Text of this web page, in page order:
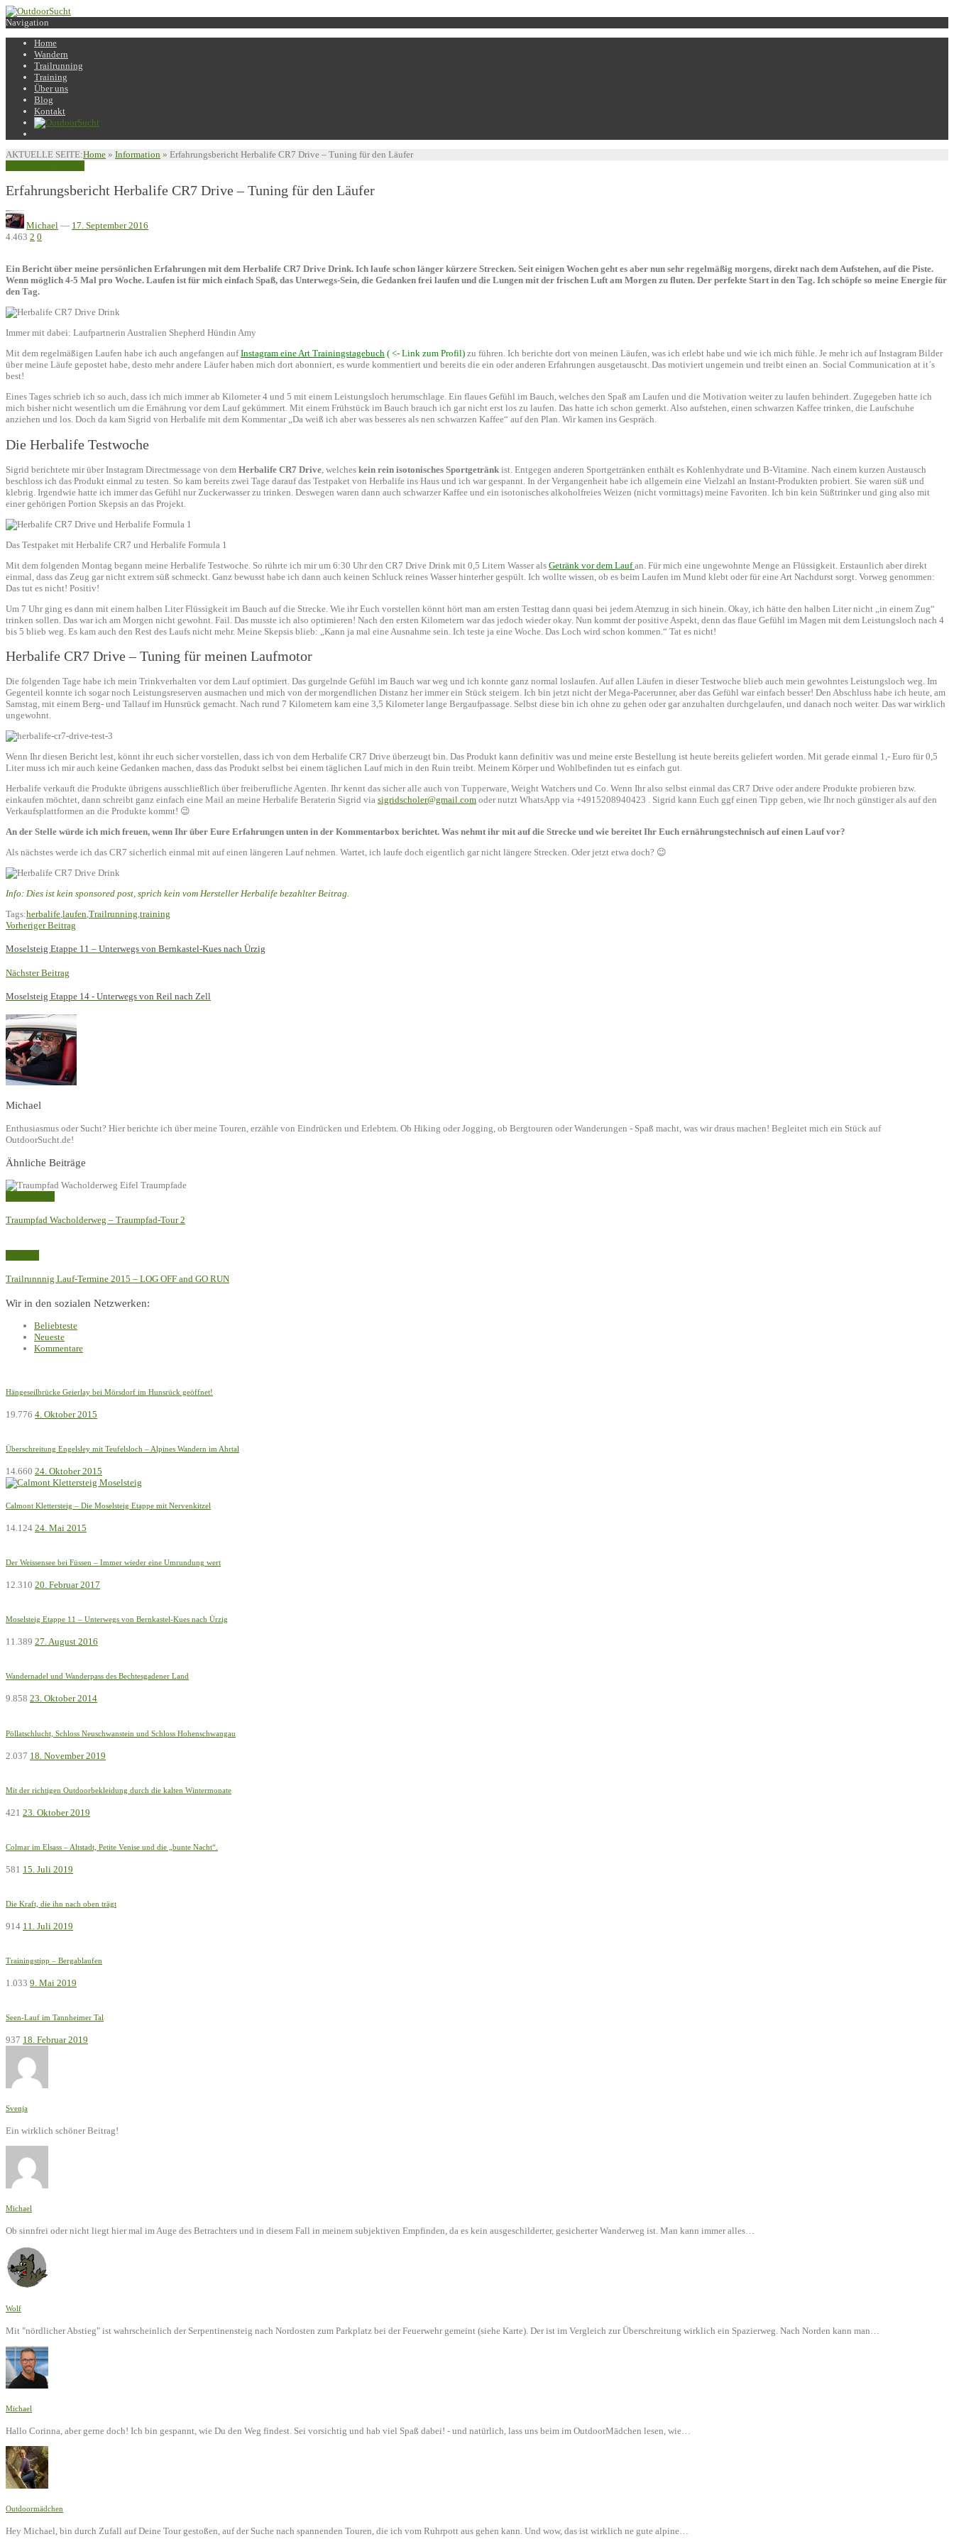
Navigation
Home
Wandern
Trailrunning
Training
Über uns
Blog
Kontakt
AKTUELLE SEITE:Home » Information » Erfahrungsbericht Herbalife CR7 Drive – Tuning für den Läufer
Erfahrungsbericht Herbalife CR7 Drive – Tuning für den Läufer
Michael — 17. September 2016
4.463 2 0
Ein Bericht über meine persönlichen Erfahrungen mit dem Herbalife CR7 Drive Drink. Ich laufe schon länger kürzere Strecken. Seit einigen Wochen geht es aber nun sehr regelmäßig morgens, direkt nach dem Aufstehen, auf die Piste.
Wenn möglich 4-5 Mal pro Woche. Laufen ist für mich einfach Spaß, das Unterwegs-Sein, die Gedanken frei laufen und die Lungen mit der frischen Luft am Morgen zu fluten. Der perfekte Start in den Tag. Ich schöpfe so meine Energie für
den Tag.
Immer mit dabei: Laufpartnerin Australien Shepherd Hündin Amy
Mit dem regelmäßigen Laufen habe ich auch angefangen aufInstagram eine Art Trainingstagebuch ( <- Link zum Profil) zu führen. Ich berichte dort von meinen Läufen, was ich erlebt habe und wie ich mich fühle. Je mehr ich auf Instagram Bilder
über meine Läufe gepostet habe, desto mehr andere Läufer haben mich dort abonniert, es wurde kommentiert und bereits die ein oder anderen Erfahrungen ausgetauscht. Das motiviert ungemein und treibt einen an. Social Communication at it´s
best!
Eines Tages schrieb ich so auch, dass ich mich immer ab Kilometer 4 und 5 mit einem Leistungsloch herumschlage. Ein flaues Gefühl im Bauch, welches den Spaß am Laufen und die Motivation weiter zu laufen behindert. Zugegeben hatte ich
mich bisher nicht wesentlich um die Ernährung vor dem Lauf gekümmert. Mit einem Frühstück im Bauch brauch ich gar nicht erst los zu laufen. Das hatte ich schon gemerkt. Also aufstehen, einen schwarzen Kaffee trinken, die Laufschuhe
anziehen und los. Doch da kam Sigrid von Herbalife mit dem Kommentar „Da weiß ich aber was besseres als nen schwarzen Kaffee“ auf den Plan. Wir kamen ins Gespräch.
Die Herbalife Testwoche
Sigrid berichtete mir über Instagram Directmessage von dem Herbalife CR7 Drive , welches kein rein isotonisches Sportgetränk ist. Entgegen anderen Sportgetränken enthält es Kohlenhydrate und B-Vitamine. Nach einem kurzen Austausch
beschloss ich das Produkt einmal zu testen. So kam bereits zwei Tage darauf das Testpaket von Herbalife ins Haus und ich war gespannt. In der Vergangenheit habe ich allgemein eine Vielzahl an Instant-Produkten probiert. Sie waren süß und
klebrig. Irgendwie hatte ich immer das Gefühl nur Zuckerwasser zu trinken. Deswegen waren dann auch schwarzer Kaffee und ein isotonisches alkoholfreies Weizen (nicht vormittags) meine Favoriten. Ich bin kein Süßtrinker und ging also mit
einer gehörigen Portion Skepsis an das Projekt.
Das Testpaket mit Herbalife CR7 und Herbalife Formula 1
Mit dem folgenden Montag begann meine Herbalife Testwoche. So rührte ich mir um 6:30 Uhr den CR7 Drive Drink mit 0,5 Litern Wasser als Getränk vor dem Lauf an. Für mich eine ungewohnte Menge an Flüssigkeit. Erstaunlich aber direkt
einmal, dass das Zeug gar nicht extrem süß schmeckt. Ganz bewusst habe ich dann auch keinen Schluck reines Wasser hinterher gespült. Ich wollte wissen, ob es beim Laufen im Mund klebt oder für eine Art Nachdurst sorgt. Vorweg genommen:
Das tut es nicht! Positiv!
Um 7 Uhr ging es dann mit einem halben Liter Flüssigkeit im Bauch auf die Strecke. Wie ihr Euch vorstellen könnt hört man am ersten Testtag dann quasi bei jedem Atemzug in sich hinein. Okay, ich hätte den halben Liter nicht „in einem Zug“
trinken sollen. Das war ich am Morgen nicht gewohnt. Fail. Das musste ich also optimieren! Nach den ersten Kilometern war das jedoch wieder okay. Nun kommt der positive Aspekt, denn das flaue Gefühl im Magen mit dem Leistungsloch nach 4
bis 5 blieb weg. Es kam auch den Rest des Laufs nicht mehr. Meine Skepsis blieb: „Kann ja mal eine Ausnahme sein. Ich teste ja eine Woche. Das Loch wird schon kommen.“ Tat es nicht!
Herbalife CR7 Drive – Tuning für meinen Laufmotor
Die folgenden Tage habe ich mein Trinkverhalten vor dem Lauf optimiert. Das gurgelnde Gefühl im Bauch war weg und ich konnte ganz normal loslaufen. Auf allen Läufen in dieser Testwoche blieb auch mein gewohntes Leistungsloch weg. Im
Gegenteil konnte ich sogar noch Leistungsreserven ausmachen und mich von der morgendlichen Distanz her immer ein Stück steigern. Ich bin jetzt nicht der Mega-Pacerunner, aber das Gefühl war einfach besser! Den Abschluss habe ich heute, am
Samstag, mit einem Berg- und Tallauf im Hunsrück gemacht. Nach rund 7 Kilometern kam eine 3,5 Kilometer lange Bergaufpassage. Selbst diese bin ich ohne zu gehen oder gar anzuhalten durchgelaufen, und danach noch weiter. Das war wirklich
ungewohnt.
Wenn Ihr diesen Bericht lest, könnt ihr euch sicher vorstellen, dass ich von dem Herbalife CR7 Drive überzeugt bin. Das Produkt kann definitiv was und meine erste Bestellung ist heute bereits geliefert worden. Mit gerade einmal 1,- Euro für 0,5
Liter muss ich mir auch keine Gedanken machen, dass das Produkt selbst bei einem täglichen Lauf mich in den Ruin treibt. Meinem Körper und Wohlbefinden tut es einfach gut.
Herbalife verkauft die Produkte übrigens ausschließlich über freiberufliche Agenten. Ihr kennt das sicher alle auch von Tupperware, Weight Watchers und Co. Wenn Ihr also selbst einmal das CR7 Drive oder andere Produkte probieren bzw.
einkaufen möchtet, dann schreibt ganz einfach eine Mail an meine Herbalife Beraterin Sigrid via sigridscholer@gmail.com oder nutzt WhatsApp via +4915208940423 . Sigrid kann Euch ggf einen Tipp geben, wie Ihr noch günstiger als auf den
Verkaufsplattformen an die Produkte kommt! 😉
An der Stelle würde ich mich freuen, wenn Ihr über Eure Erfahrungen unten in der Kommentarbox berichtet. Was nehmt ihr mit auf die Strecke und wie bereitet Ihr Euch ernährungstechnisch auf einen Lauf vor?
Als nächstes werde ich das CR7 sicherlich einmal mit auf einen längeren Lauf nehmen. Wartet, ich laufe doch eigentlich gar nicht längere Strecken. Oder jetzt etwa doch? 😉
Info: Dies ist kein sponsored post, sprich kein vom Hersteller Herbalife bezahlter Beitrag.
Tags:herbalife,laufen,Trailrunning,training
Vorheriger Beitrag
Moselsteig Etappe 11 – Unterwegs von Bernkastel-Kues nach Ürzig
Nächster Beitrag
Moselsteig Etappe 14 - Unterwegs von Reil nach Zell
Michael
Enthusiasmus oder Sucht? Hier berichte ich über meine Touren, erzähle von Eindrücken und Erlebtem. Ob Hiking oder Jogging, ob Bergtouren oder Wanderungen - Spaß macht, was wir draus machen! Begleitet mich ein Stück auf
OutdoorSucht.de!
Ähnliche Beiträge
Traumpfad Wacholderweg – Traumpfad-Tour 2
Trailrunnnig Lauf-Termine 2015 – LOG OFF and GO RUN
Wir in den sozialen Netzwerken:
Beliebteste
Neueste
Kommentare
Hängeseilbrücke Geierlay bei Mörsdorf im Hunsrück geöffnet!
19.776 4. Oktober 2015
Überschreitung Engelsley mit Teufelsloch – Alpines Wandern im Ahrtal
14.660 24. Oktober 2015
Calmont Klettersteig – Die Moselsteig Etappe mit Nervenkitzel
14.124 24. Mai 2015
Der Weissensee bei Füssen – Immer wieder eine Umrundung wert
12.310 20. Februar 2017
Moselsteig Etappe 11 – Unterwegs von Bernkastel-Kues nach Ürzig
11.389 27. August 2016
Wandernadel und Wanderpass des Bechtesgadener Land
9.858 23. Oktober 2014
Pöllatschlucht, Schloss Neuschwanstein und Schloss Hohenschwangau
2.037 18. November 2019
Mit der richtigen Outdoorbekleidung durch die kalten Wintermonate
421 23. Oktober 2019
Colmar im Elsass – Altstadt, Petite Venise und die „bunte Nacht“.
581 15. Juli 2019
Die Kraft, die ihn nach oben trägt
914 11. Juli 2019
Trainingstipp – Bergablaufen
1.033 9. Mai 2019
Seen-Lauf im Tannheimer Tal
937 18. Februar 2019
Svenja
Ein wirklich schöner Beitrag!
Michael
Ob sinnfrei oder nicht liegt hier mal im Auge des Betrachters und in diesem Fall in meinem subjektiven Empfinden, da es kein ausgeschilderter, gesicherter Wanderweg ist. Man kann immer alles…
Wolf
Mit "nördlicher Abstieg" ist wahrscheinlich der Serpentinensteig nach Nordosten zum Parkplatz bei der Feuerwehr gemeint (siehe Karte). Der ist im Vergleich zur Überschreitung wirklich ein Spazierweg. Nach Norden kann man…
Michael
Hallo Corinna, aber gerne doch! Ich bin gespannt, wie Du den Weg findest. Sei vorsichtig und hab viel Spaß dabei! - und natürlich, lass uns beim im OutdoorMädchen lesen, wie…
Outdoormädchen
Hey Michael, bin durch Zufall auf Deine Tour gestoßen, auf der Suche nach spannenden Touren, die ich vom Ruhrpott aus gehen kann. Und wow, das ist wirklich ne gute alpine…